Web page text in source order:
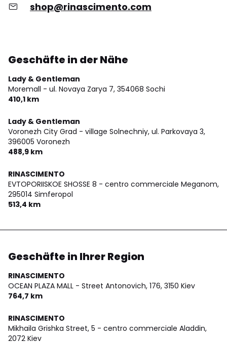
shop@rinascimento.com
Geschäfte in der Nähe
Lady & Gentleman
Moremall - ul. Novaya Zarya 7, 354068 Sochi
410,1 km
Lady & Gentleman
Voronezh City Grad - village Solnechniy, ul. Parkovaya 3,
396005 Voronezh
488,9 km
RINASCIMENTO
EVTOPORIISKOE SHOSSE 8 - centro commerciale Meganom,
295014 Simferopol
513,4 km
Geschäfte in Ihrer Region
RINASCIMENTO
OCEAN PLAZA MALL - Street Antonovich, 176, 3150 Kiev
764,7 km
RINASCIMENTO
Mikhaila Grishka Street, 5 - centro commerciale Aladdin,
2072 Kiev